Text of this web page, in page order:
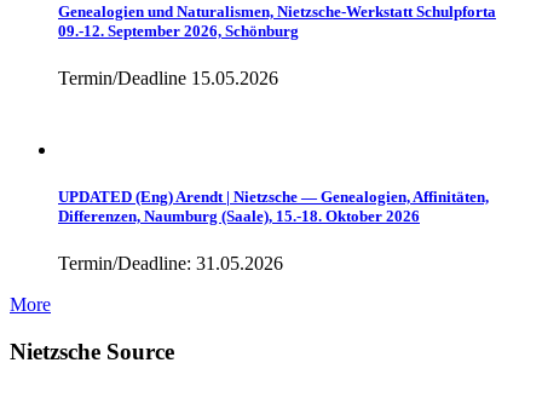
Genealogien und Naturalismen, Nietzsche-Werkstatt Schulpforta
09.-12. September 2026, Schönburg
Termin/Deadline 15.05.2026
UPDATED (Eng) Arendt | Nietzsche — Genealogien, Affinitäten,
Differenzen, Naumburg (Saale), 15.-18. Oktober 2026
Termin/Deadline: 31.05.2026
More
Nietzsche Source